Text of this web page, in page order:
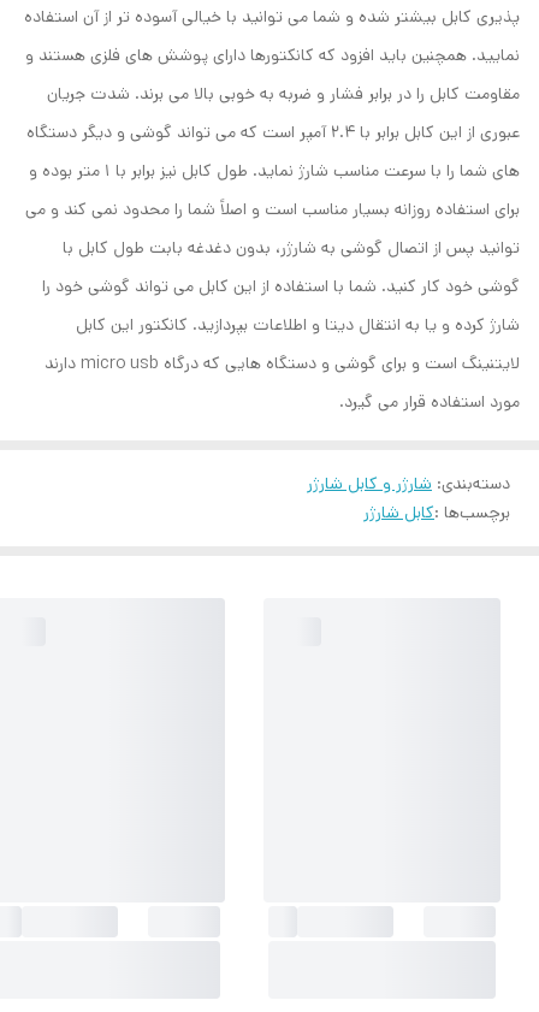
پذیری کابل بیشتر شده و شما می توانید با خیالی آسوده تر از آن استفاده
نمایید. همچنین باید افزود که کانکتورها دارای پوشش های فلزی هستند و
مقاومت کابل را در برابر فشار و ضربه به خوبی بالا می برند. شدت جریان
عبوری از این کابل برابر با 2.4 آمپر است که می تواند گوشی و دیگر دستگاه
های شما را با سرعت مناسب شارژ نماید. طول کابل نیز برابر با 1 متر بوده و
برای استفاده روزانه بسیار مناسب است و اصلاً شما را محدود نمی کند و می
توانید پس از اتصال گوشی به شارژر، بدون دغدغه بابت طول کابل با
گوشی خود کار کنید. شما با استفاده از این کابل می تواند گوشی خود را
شارژ کرده و یا به انتقال دیتا و اطلاعات بپردازید. کانکتور این کابل
لایتنینگ است و برای گوشی و دستگاه هایی که درگاه micro usb دارند
مورد استفاده قرار می گیرد.
دسته‌بندی: شارژر و کابل شارژر
برچسب‌ها :کابل شارژر